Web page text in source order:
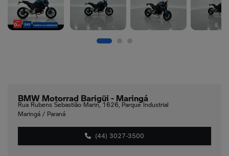
BMW Motorrad Barigüi - Maringá
Rua Rubens Sebastião Marin, 1626, Parque Industrial
Maringá / Paraná
(44) 3027-3500